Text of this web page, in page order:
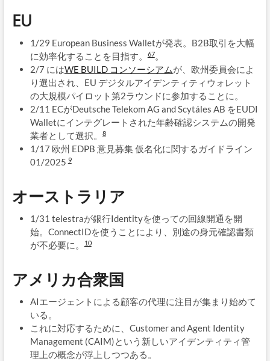
EU
1/29 European Business Walletが発表。B2B取引を大幅
に効率化することを目指す。67。
2/7 にはWE BUILD コンソーシアムが、欧州委員会によ
り選出され、EU デジタルアイデンティティウォレット
の大規模パイロット第2ラウンドに参加することに。
2/11 ECがDeutsche Telekom AG and Scytáles AB をEUDI
Walletにインテグレートされた年齢確認システムの開発
業者として選択。8
1/17 欧州 EDPB 意見募集 仮名化に関するガイドライン
01/20259
オーストラリア
1/31 telestraが銀行Identityを使っての回線開通を開
始。ConnectIDを使うことにより、別途の身元確認書類
が不必要に。10
アメリカ合衆国
AIエージェントによる顧客の代理に注目が集まり始めて
いる。
これに対応するために、Customer and Agent Identity
Management (CAIM)という新しいアイデンティティ管
理上の概念が浮上しつつある。